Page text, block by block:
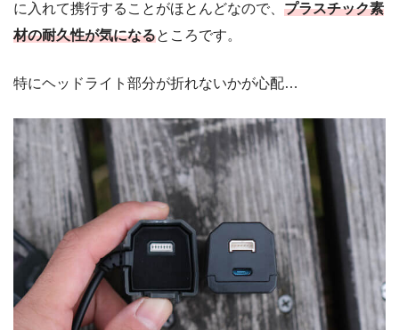
に入れて携行することがほとんどなので、 プラスチック素
材の耐久性が気になるところです。
特にヘッドライト部分が折れないかが心配…